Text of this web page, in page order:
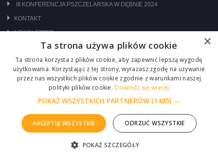
III KONFERENCJA PSZCZELARSKA W DĘBNIE 2024
KONTAKT
NEWSLETTER
ODWIEDŹ NAS NA:
Realizacja :
ZGŁOŚ PROBLEM
×
Ta strona używa plików cookie
Ta strona korzysta z plików cookie, aby zapewnić lepszą wygodę
użytkowania. Korzystając z tej strony, wyrażasz zgodę na używanie
przez nas wszystkich plików cookie zgodnie z warunkami naszej
polityki plików cookie. Dowiedz się więcej
POKAŻ WSZYSTKICH PARTNERÓW (1485) →
AKCEPTUJ WSZYSTKIE ODRZUĆ WSZYSTKIE
POKAŻ SZCZEGÓŁY